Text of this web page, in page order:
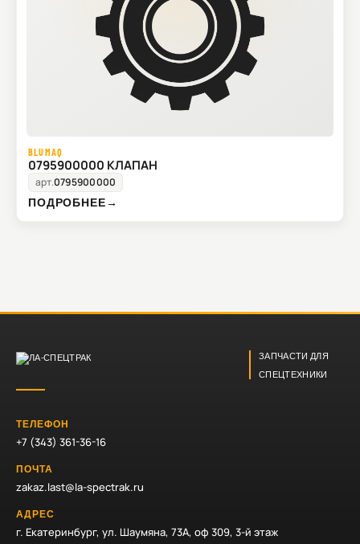
BLUMAQ
0795900000 КЛАПАН
арт.0795900000
ПОДРОБНЕЕ→
ЗАПЧАСТИ ДЛЯ
СПЕЦТЕХНИКИ
ТЕЛЕФОН
+7 (343) 361-36-16
ПОЧТА
zakaz.last@la-spectrak.ru
АДРЕС
г. Екатеринбург, ул. Шаумяна, 73А, оф 309, 3-й этаж